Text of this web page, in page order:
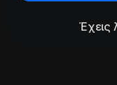
Έχεις